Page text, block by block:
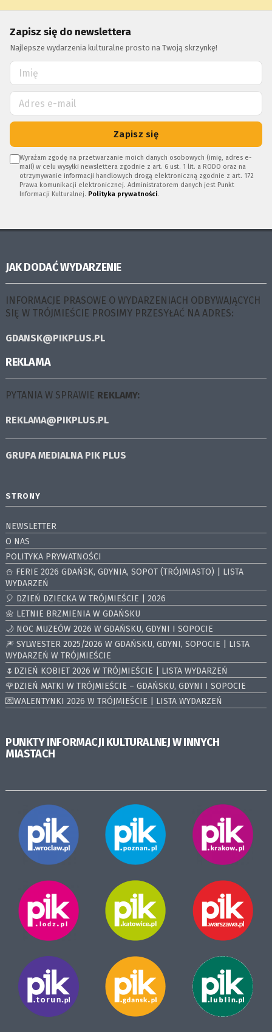
Zapisz się do newslettera
Najlepsze wydarzenia kulturalne prosto na Twoją skrzynkę!
Zapisz się
Wyrażam zgodę na przetwarzanie moich danych osobowych (imię, adres e-
mail) w celu wysyłki newslettera zgodnie z art. 6 ust. 1 lit. a RODO oraz na
otrzymywanie informacji handlowych drogą elektroniczną zgodnie z art. 172
Prawa komunikacji elektronicznej. Administratorem danych jest Punkt
Informacji Kulturalnej. Polityka prywatności.
JAK DODAĆ WYDARZENIE
INFORMACJE PRASOWE O WYDARZENIACH ODBYWAJĄCYCH
SIĘ W TRÓJMIEŚCIE PROSIMY PRZESYŁAĆ NA ADRES:
GDANSK@PIKPLUS.PL
REKLAMA
PYTANIA W SPRAWIE REKLAMY:
REKLAMA@PIKPLUS.PL
GRUPA MEDIALNA PIK PLUS
STRONY
NEWSLETTER
O NAS
POLITYKA PRYWATNOŚCI
⛄️ FERIE 2026 GDAŃSK, GDYNIA, SOPOT (TRÓJMIASTO) | LISTA
WYDARZEŃ
🎈 DZIEŃ DZIECKA W TRÓJMIEŚCIE | 2026
🌼 LETNIE BRZMIENIA W GDAŃSKU
🌙 NOC MUZEÓW 2026 W GDAŃSKU, GDYNI I SOPOCIE
🎆 SYLWESTER 2025/2026 W GDAŃSKU, GDYNI, SOPOCIE | LISTA
WYDARZEŃ W TRÓJMIEŚCIE
🌷DZIEŃ KOBIET 2026 W TRÓJMIEŚCIE | LISTA WYDARZEŃ
🌹DZIEŃ MATKI W TRÓJMIEŚCIE – GDAŃSKU, GDYNI I SOPOCIE
💌WALENTYNKI 2026 W TRÓJMIEŚCIE | LISTA WYDARZEŃ
PUNKTY INFORMACJI KULTURALNEJ W INNYCH
MIASTACH